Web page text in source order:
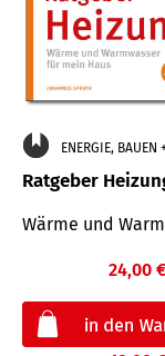
ENERGIE, BAUEN
Ratgeber
Wärme und
24,00 €